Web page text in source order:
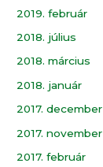
2019. február
2018. július
2018. március
2018. január
2017. december
2017. november
2017. február